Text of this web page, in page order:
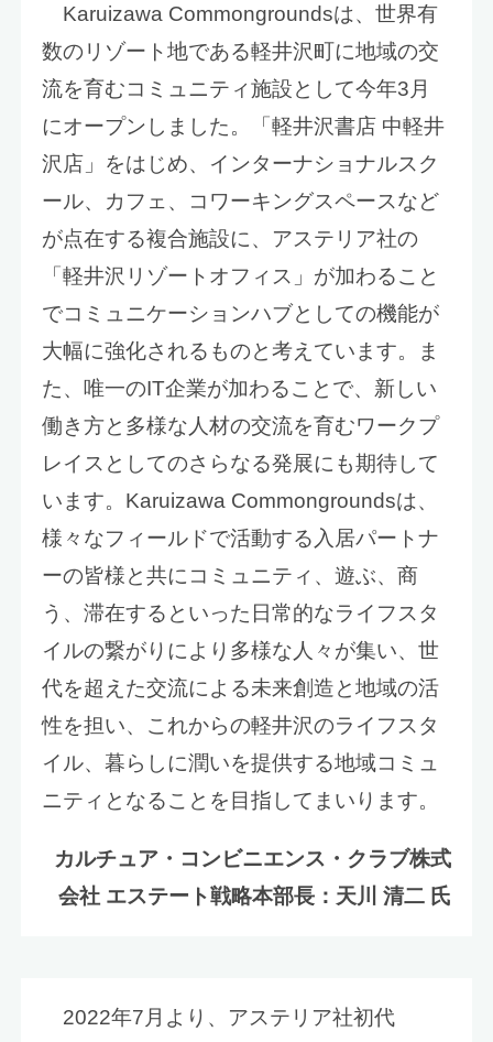
Karuizawa Commongroundsは、世界有
数のリゾート地である軽井沢町に地域の交
流を育むコミュニティ施設として今年3月
にオープンしました。「軽井沢書店 中軽井
沢店」をはじめ、インターナショナルスク
ール、カフェ、コワーキングスペースなど
が点在する複合施設に、アステリア社の
「軽井沢リゾートオフィス」が加わること
でコミュニケーションハブとしての機能が
大幅に強化されるものと考えています。ま
た、唯一のIT企業が加わることで、新しい
働き方と多様な人材の交流を育むワークプ
レイスとしてのさらなる発展にも期待して
います。Karuizawa Commongroundsは、
様々なフィールドで活動する入居パートナ
ーの皆様と共にコミュニティ、遊ぶ、商
う、滞在するといった日常的なライフスタ
イルの繋がりにより多様な人々が集い、世
代を超えた交流による未来創造と地域の活
性を担い、これからの軽井沢のライフスタ
イル、暮らしに潤いを提供する地域コミュ
ニティとなることを目指してまいります。
カルチュア・コンビニエンス・クラブ株式
会社 エステート戦略本部長：天川 清二 氏
2022年7月より、アステリア社初代